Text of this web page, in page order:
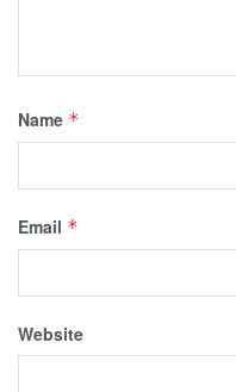
Name *
Email *
Website